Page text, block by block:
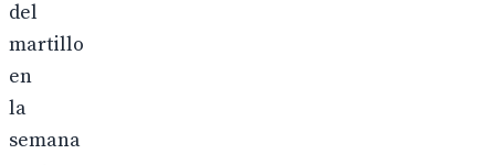
del
martillo
en
la
semana